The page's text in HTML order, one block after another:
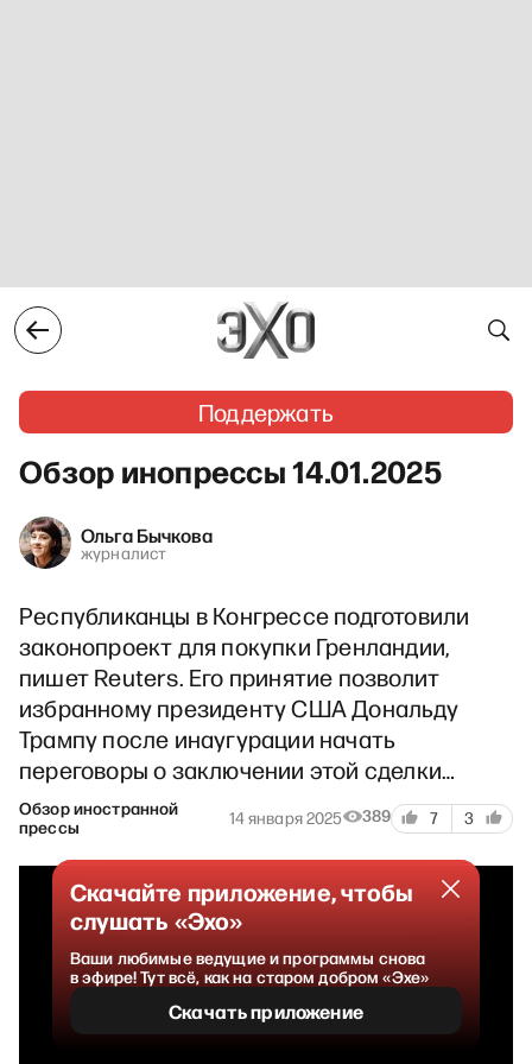
Поддержать
Обзор инопрессы 14.01.2025
Ольга Бычкова
журналист
Республиканцы в Конгрессе подготовили
законопроект для покупки Гренландии,
пишет Reuters. Его принятие позволит
избранному президенту США Дональду
Трампу после инаугурации начать
переговоры о заключении этой сделки…
Обзор иностранной
прессы
14 января 2025 389 7 3
Скачайте приложение, чтобы
слушать «Эхо»
Ваши любимые ведущие и программы снова
в эфире! Тут всё, как на старом добром «Эхе»
Скачать приложение